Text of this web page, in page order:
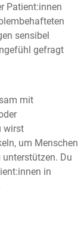
Patient:innen
sensibel
gefragt
mit
wirst
um Menschen
Du
in